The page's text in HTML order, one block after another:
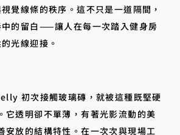
覺線條的秩序。這不只是一道隔間，
的留白——讓人在每一次踏入健身房
光線迎接。
初次接觸玻璃磚，就被這種既堅硬
它透明卻不單薄，有著光影流動的美
安放的結構特性。在一次次與現場工